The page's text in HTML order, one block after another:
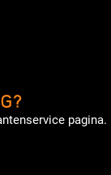
pagina.